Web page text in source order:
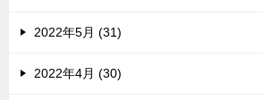
2022年5月 (31)
2022年4月 (30)